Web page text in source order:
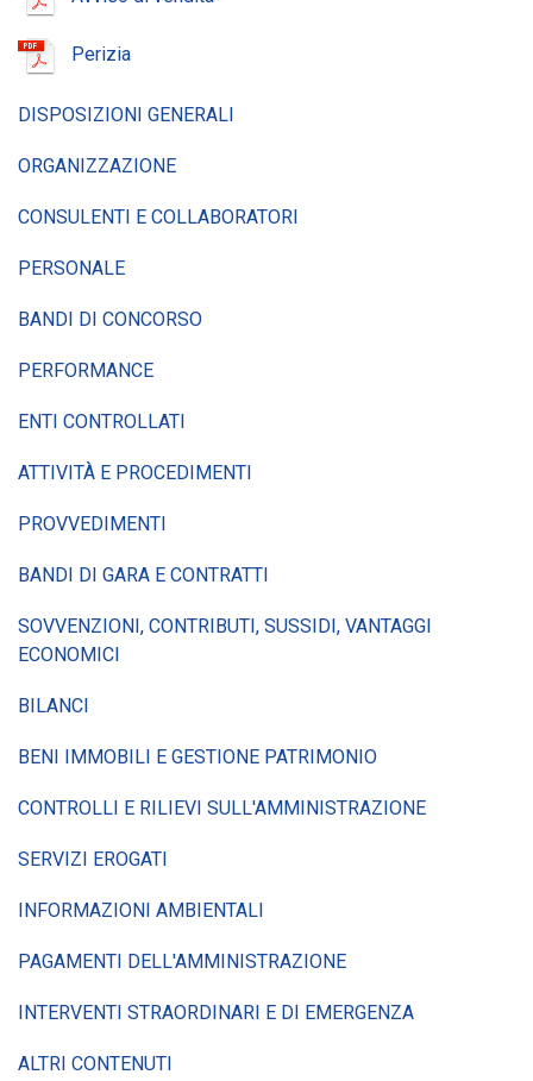
Perizia
DISPOSIZIONI GENERALI
ORGANIZZAZIONE
CONSULENTI E COLLABORATORI
PERSONALE
BANDI DI CONCORSO
PERFORMANCE
ENTI CONTROLLATI
ATTIVITÀ E PROCEDIMENTI
PROVVEDIMENTI
BANDI DI GARA E CONTRATTI
SOVVENZIONI, CONTRIBUTI, SUSSIDI, VANTAGGI
ECONOMICI
BILANCI
BENI IMMOBILI E GESTIONE PATRIMONIO
CONTROLLI E RILIEVI SULL'AMMINISTRAZIONE
SERVIZI EROGATI
INFORMAZIONI AMBIENTALI
PAGAMENTI DELL'AMMINISTRAZIONE
INTERVENTI STRAORDINARI E DI EMERGENZA
ALTRI CONTENUTI